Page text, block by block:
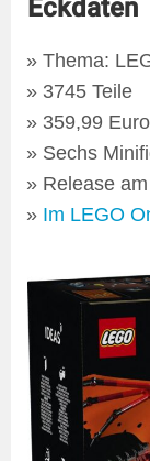
Eckdaten
Thema:
3745 Teile
359,99
Sechs
Release
Im LEGO